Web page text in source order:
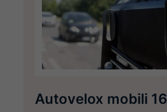
Autovelox mobili 16